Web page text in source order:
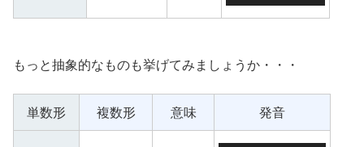
もっと抽象的なものも挙げてみましょうか・・・
単数形 複数形 意味 発音